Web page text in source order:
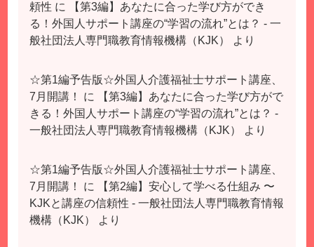
頼性 に
【第3編】あなたに合った学び方ができ
る！外国人サポート講座の“学習の流れ”とは？ - 一
般社団法人専門職教育情報機構（KJK）
より
☆第1編予告版☆外国人介護福祉士サポート講座、
7月開講！
に
【第3編】あなたに合った学び方がで
きる！外国人サポート講座の“学習の流れ”とは？ -
一般社団法人専門職教育情報機構（KJK）
より
☆第1編予告版☆外国人介護福祉士サポート講座、
7月開講！
に
【第2編】安心して学べる仕組み 〜
KJKと講座の信頼性 - 一般社団法人専門職教育情報
機構（KJK）
より